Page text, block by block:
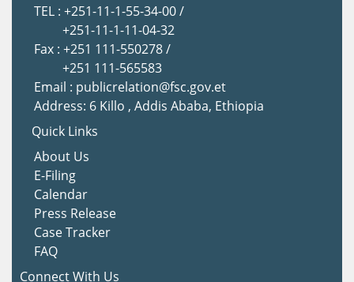
TEL : +251-11-1-55-34-00 /
+251-11-1-11-04-32
Fax : +251 111-550278 /
+251 111-565583
Email : publicrelation@fsc.gov.et
Address: 6 Killo , Addis Ababa, Ethiopia
Quick Links
About Us
E-Filing
Calendar
Press Release
Case Tracker
FAQ
Connect With Us